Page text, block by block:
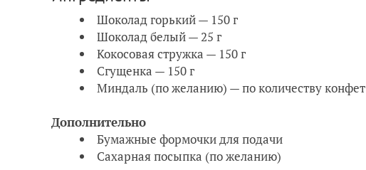
Шоколад горький — 150 г
Шоколад белый — 25 г
Кокосовая стружка — 150 г
Сгущенка — 150 г
Миндаль (по желанию) — по количеству конфет
Дополнительно
Бумажные формочки для подачи
Сахарная посыпка (по желанию)